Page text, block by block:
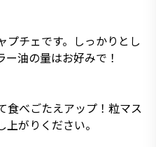
プチェです。しっかりとし
油の量はお好みで！
食べごたえアップ！粒マス
がりください。